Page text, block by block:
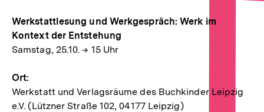
Werkstattlesung und Werkgespräch: Werk im
Kontext der Entstehung
Samstag, 25.10. → 15 Uhr
Ort:
Werkstatt und Verlagsräume des Buchkinder Leipzig
e.V. (Lützner Straße 102, 04177 Leipzig)